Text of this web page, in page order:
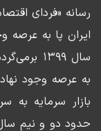
رسانه «فردای
ایران پا به عرصه
سال ۱۳۹۹
به عرصه وجود
بازار سرمایه